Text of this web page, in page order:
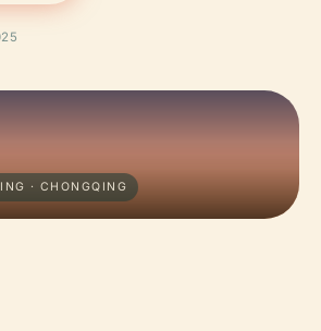
· CHONGQING